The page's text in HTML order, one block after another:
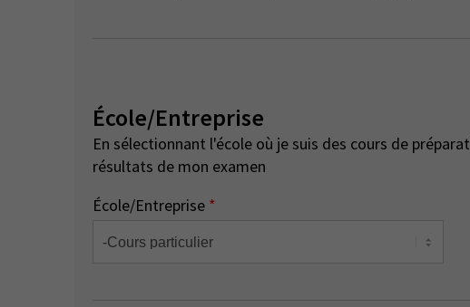
École/Entreprise
En sélectionnant l'école où je suis des cours de préparation, je consens à ce que l'école ait accès aux
résultats de mon examen
École/Entreprise *